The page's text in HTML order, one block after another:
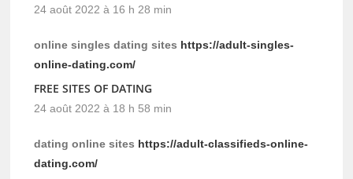
24 août 2022 à 16 h 28 min
online singles dating sites https://adult-singles-
online-dating.com/
FREE SITES OF DATING
24 août 2022 à 18 h 58 min
dating online sites https://adult-classifieds-online-
dating.com/